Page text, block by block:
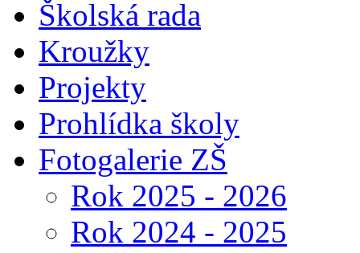
Školská rada
Kroužky
Projekty
Prohlídka školy
Fotogalerie ZŠ
Rok 2025 - 2026
Rok 2024 - 2025